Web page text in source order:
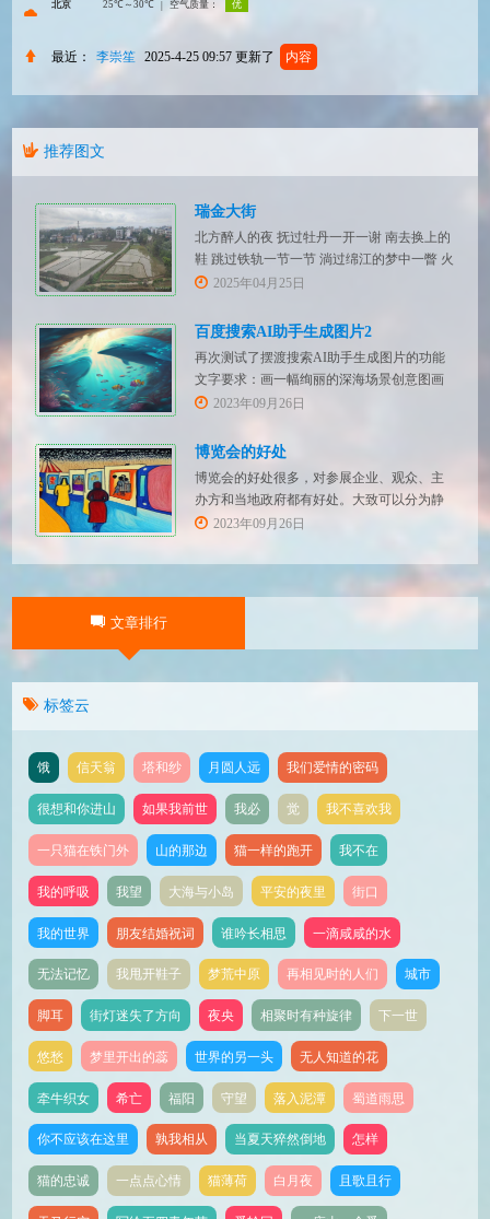
最近： 李崇笙 2025-4-25 09:57 更新了 内容
推荐图文
瑞金大街
北方醉人的夜 抚过牡丹一开一谢 南去换上的
鞋 跳过铁轨一节一节 淌过绵江的梦中一瞥 火
红招展的瑞金大街
2025年04月25日
百度搜索AI助手生成图片2
再次测试了摆渡搜索AI助手生成图片的功能
文字要求：画一幅绚丽的深海场景创意图画
文字要求：画一幅绚丽的森林场景创意图画
2023年09月26日
博览会的好处
博览会的好处很多，对参展企业、观众、主
办方和当地政府都有好处。大致可以分为静
态增值、动态获利和带动发展几个方面：
参展企业可以展示自己的产品和技术，让更
多的人了解和认识企业的产品和技术实力，
2023年09月26日
文章排行
标签云
饿 信天翁 塔和纱 月圆人远 我们爱情的密码
很想和你进山 如果我前世 我必 觉 我不喜欢我
一只猫在铁门外 山的那边 猫一样的跑开 我不在
我的呼吸 我望 大海与小岛 平安的夜里 街口
我的世界 朋友结婚祝词 谁吟长相思 一滴咸咸的水
无法记忆 我甩开鞋子 梦荒中原 再相见时的人们 城市
脚耳 街灯迷失了方向 夜央 相聚时有种旋律 下一世
悠愁 梦里开出的蕊 世界的另一头 无人知道的花
牵牛织女 希亡 福阳 守望 落入泥潭 蜀道雨思
你不应该在这里 孰我相从 当夏天猝然倒地 怎样
猫的忠诚 一点点心情 猫薄荷 白月夜 且歌且行